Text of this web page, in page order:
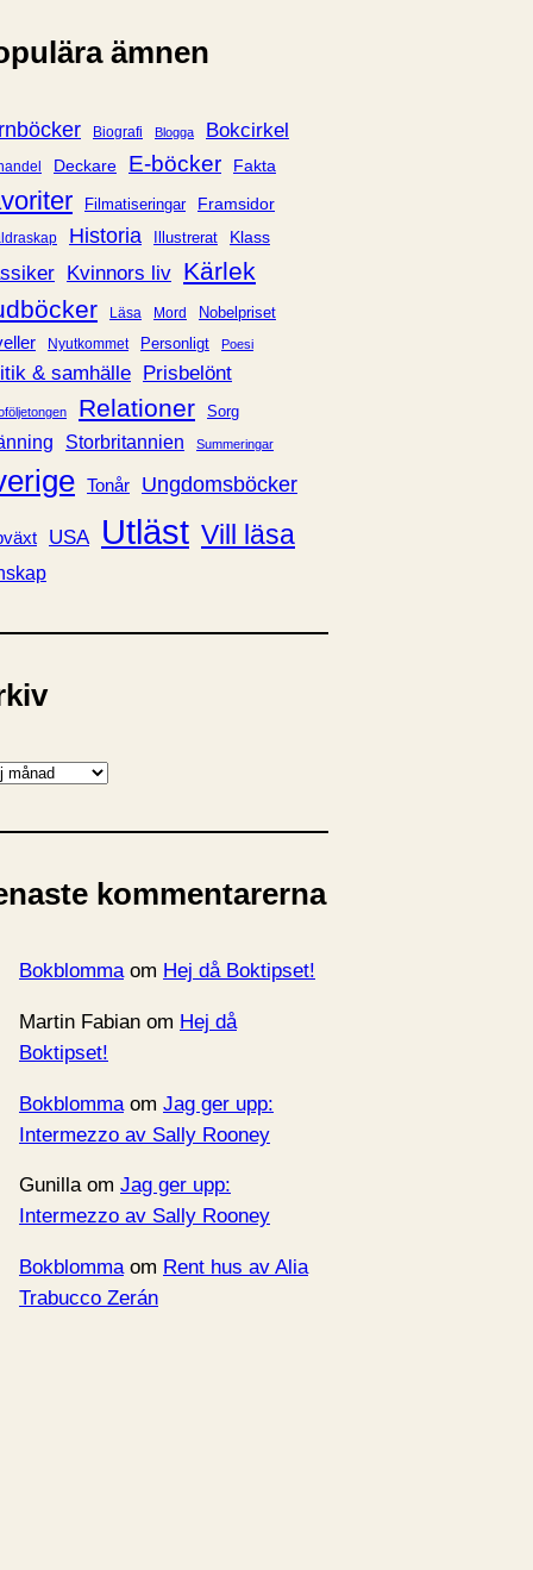
ämnen
Biografi Blogga Bokcirkel
Deckare E-böcker Fakta
Filmatiseringar Framsidor
Historia Illustrerat Klass
Kvinnors liv Kärlek
Läsa Mord Nobelpriset
Nyutkommet Personligt Poesi
& samhälle Prisbelönt
Relationer Sorg
Storbritannien Summeringar
Tonår Ungdomsböcker
USA Utläst Vill läsa
kommentarerna
Bokblommaom Hej då Boktipset!
Martin Fabian om Hej då
Boktipset!
Bokblomma om Jag ger upp:
Intermezzo av Sally Rooney
Gunillaom Jag ger upp:
Intermezzo av Sally Rooney
Bokblommaom Rent hus av Alia
Trabucco Zerán